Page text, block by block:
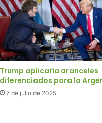
Trump aplicaría aranceles
diferenciados para la
7 de julio de 2025